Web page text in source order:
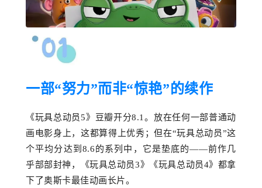
一部“努力”而非“惊艳”的续作
《玩具总动员5》豆瓣开分8.1。放在任何一部普通动
画电影身上，这都算得上优秀；但在“玩具总动员”这
个平均分达到 8.6的系列中，它是垫底的——前作几
乎部部封神，《玩具总动员3》《玩具总动员4》都拿
下了奥斯卡最佳动画长片。